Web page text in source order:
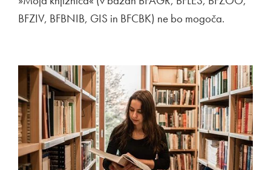
BFZIV, BFBNIB, GIS in BFCBK) ne bo mogoča.